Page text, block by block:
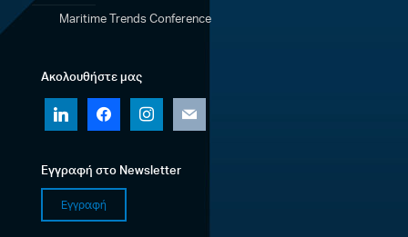
Maritime Trends Conference
Ακολουθήστε μας
linkedin
facebook instagram
Εγγραφή στο Newsletter
Εγγραφή